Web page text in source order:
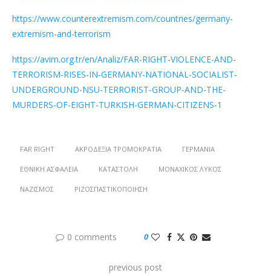
https://www.counterextremism.com/countries/germany-
extremism-and-terrorism
https://avim.org.tr/en/Analiz/FAR-RIGHT-VIOLENCE-AND-
TERRORISM-RISES-IN-GERMANY-NATIONAL-SOCIALIST-
UNDERGROUND-NSU-TERRORIST-GROUP-AND-THE-
MURDERS-OF-EIGHT-TURKISH-GERMAN-CITIZENS-1
FAR RIGHT ΑΚΡΟΔΕΞΙΆ ΤΡΟΜΟΚΡΑΤΊΑ ΓΕΡΜΑΝΊΑ
ΕΘΝΙΚΉ ΑΣΦΆΛΕΙΑ ΚΑΤΑΣΤΟΛΉ ΜΟΝΑΧΙΚΌΣ ΛΎΚΟΣ
ΝΑΖΙΣΜΌΣ ΡΙΖΟΣΠΑΣΤΙΚΟΠΟΊΗΣΗ
0 comments 0
previous post